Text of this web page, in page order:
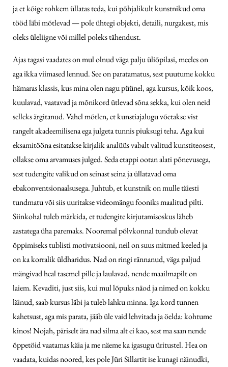
ja et kõige rohkem üllatas teda, kui põhjalikult kunstnikud oma
tööd läbi mõtlevad — pole ühtegi objekti, detaili, nurgakest, mis
oleks üleliigne või millel poleks tähendust.
Ajas tagasi vaadates on mul olnud väga palju üliõpilasi, meeles on
aga ikka viimased lennud. See on paratamatus, sest puutume kokku
hämaras klassis, kus mina olen nagu püünel, aga kursus, kõik koos,
kuulavad, vaatavad ja mõnikord ütlevad sõna sekka, kui olen neid
selleks ärgitanud. Vahel mõtlen, et kunstiajalugu võetakse vist
rangelt akadeemilisena ega julgeta tunnis piuksugi teha. Aga kui
eksamitööna esitatakse kirjalik analüüs vabalt valitud kunstiteosest,
ollakse oma arvamuses julged. Seda etappi ootan alati põnevusega,
sest tudengite valikud on seinast seina ja üllatavad oma
ebakonventsionaalsusega. Juhtub, et kunstnik on mulle täiesti
tundmatu või siis uuritakse videomängu fooniks maalitud pilti.
Siinkohal tuleb märkida, et tudengite kirjutamisoskus läheb
aastatega üha paremaks. Nooremal põlvkonnal tundub olevat
õppimiseks tublisti motivatsiooni, neil on suus mitmed keeled ja
on ka korralik üldharidus. Nad on ringi rännanud, väga paljud
mängivad heal tasemel pille ja laulavad, nende maailmapilt on
laiem. Kevaditi, just siis, kui mul lõpuks näod ja nimed on kokku
läinud, saab kursus läbi ja tuleb lahku minna. Iga kord tunnen
kahetsust, aga mis parata, jääb üle vaid lehvitada ja öelda: kohtume
kinos! Nojah, päriselt ära nad silma alt ei kao, sest ma saan nende
õppetöid vaatamas käia ja me näeme ka igasugu üritustel. Hea on
vaadata, kuidas noored, kes pole Jüri Sillartit ise kunagi näinudki,